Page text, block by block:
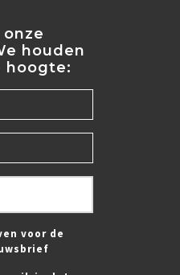
houden
hoogte:
voor de